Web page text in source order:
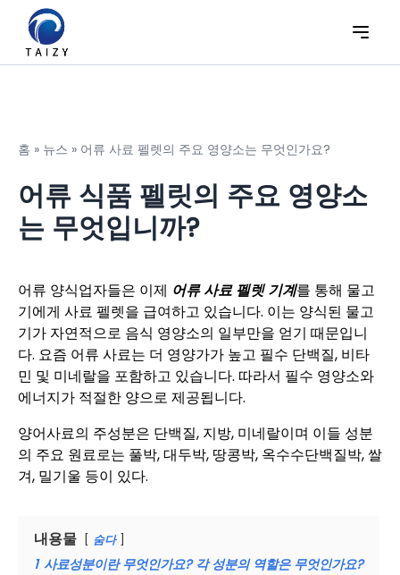
홈 » 뉴스 » 어류 사료 펠렛의 주요 영양소는 무엇인가요?
어류 식품 펠릿의 주요 영양소
는 무엇입니까?
어류 양식업자들은 이제 어류 사료 펠렛 기계를 통해 물고
기에게 사료 펠렛을 급여하고 있습니다. 이는 양식된 물고
기가 자연적으로 음식 영양소의 일부만을 얻기 때문입니
다. 요즘 어류 사료는 더 영양가가 높고 필수 단백질, 비타
민 및 미네랄을 포함하고 있습니다. 따라서 필수 영양소와
에너지가 적절한 양으로 제공됩니다.
양어사료의 주성분은 단백질, 지방, 미네랄이며 이들 성분
의 주요 원료로는 풀박, 대두박, 땅콩박, 옥수수단백질박, 쌀
겨, 밀기울 등이 있다.
내용물 숨다
1 사료성분이란 무엇인가요? 각 성분의 역할은 무엇인가요?